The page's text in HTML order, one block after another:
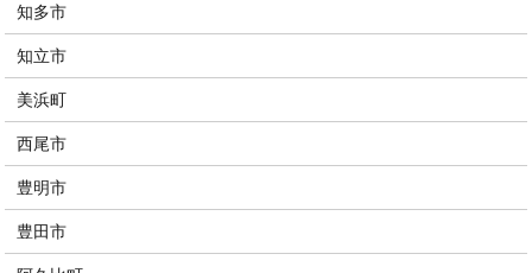
知多市
知立市
美浜町
西尾市
豊明市
豊田市